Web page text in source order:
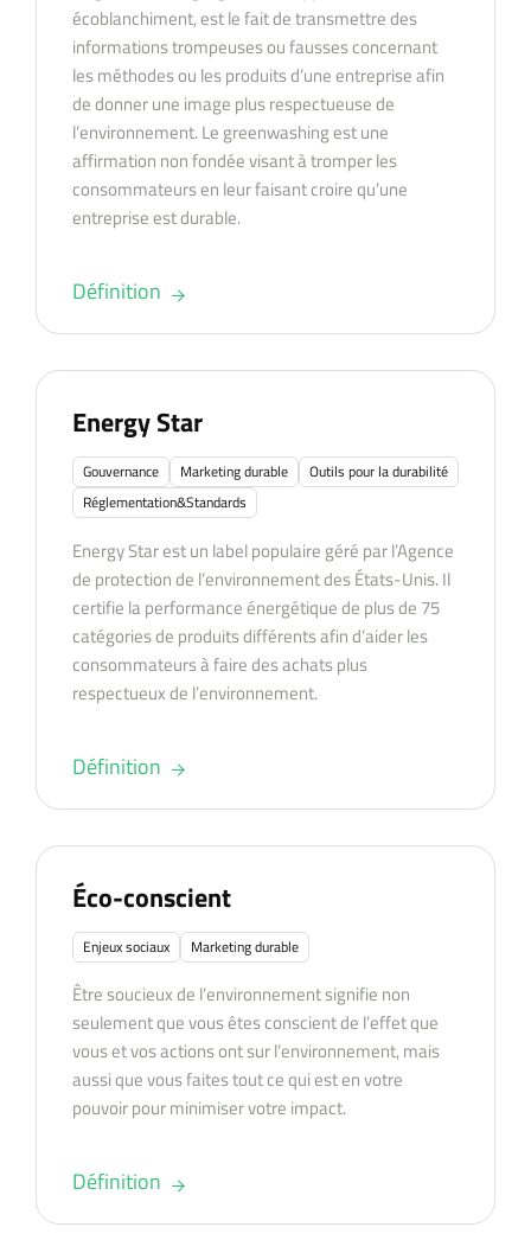
écoblanchiment, est le fait de transmettre des
informations trompeuses ou fausses concernant
les méthodes ou les produits d’une entreprise afin
de donner une image plus respectueuse de
l’environnement. Le greenwashing est une
affirmation non fondée visant à tromper les
consommateurs en leur faisant croire qu’une
entreprise est durable.
Définition
Energy Star
Gouvernance Marketing durable
Outils pour la durabilité
Réglementation&Standards
Energy Star est un label populaire géré par l’Agence
de protection de l’environnement des États-Unis. Il
certifie la performance énergétique de plus de 75
catégories de produits différents afin d’aider les
consommateurs à faire des achats plus
respectueux de l’environnement.
Définition
Éco-conscient
Enjeux sociaux Marketing durable
Être soucieux de l’environnement signifie non
seulement que vous êtes conscient de l’effet que
vous et vos actions ont sur l’environnement, mais
aussi que vous faites tout ce qui est en votre
pouvoir pour minimiser votre impact.
Définition